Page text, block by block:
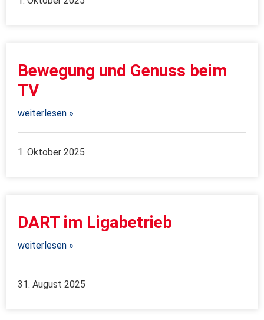
Bewegung und Genuss beim
TV
weiterlesen »
1. Oktober 2025
DART im Ligabetrieb
weiterlesen »
31. August 2025